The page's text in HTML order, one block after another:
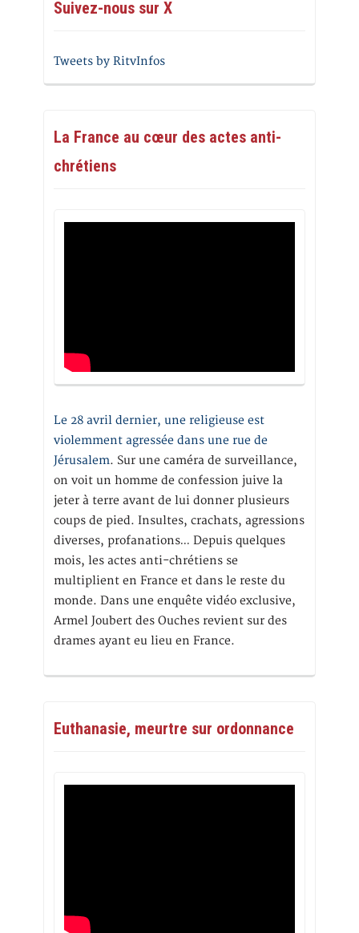
Suivez-nous sur X
Tweets by RitvInfos
La France au cœur des actes anti-
chrétiens
Le 28 avril dernier, une religieuse est
violemment agressée dans une rue de
Jérusalem. Sur une caméra de surveillance,
on voit un homme de confession juive la
jeter à terre avant de lui donner plusieurs
coups de pied. Insultes, crachats, agressions
diverses, profanations… Depuis quelques
mois, les actes anti-chrétiens se
multiplient en France et dans le reste du
monde. Dans une enquête vidéo exclusive,
Armel Joubert des Ouches revient sur des
drames ayant eu lieu en France.
Euthanasie, meurtre sur ordonnance